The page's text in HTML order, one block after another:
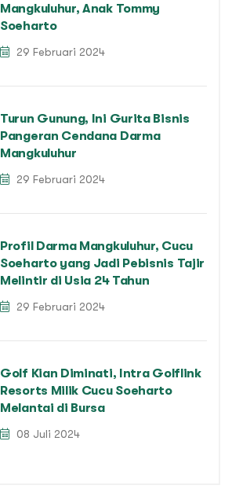
Mangkuluhur, Anak Tommy
Soeharto
29 Februari 2024
Turun Gunung, Ini Gurita Bisnis
Pangeran Cendana Darma
Mangkuluhur
29 Februari 2024
Profil Darma Mangkuluhur, Cucu
Soeharto yang Jadi Pebisnis Tajir
Melintir di Usia 24 Tahun
29 Februari 2024
Golf Kian Diminati, Intra Golflink
Resorts Milik Cucu Soeharto
Melantai di Bursa
08 Juli 2024